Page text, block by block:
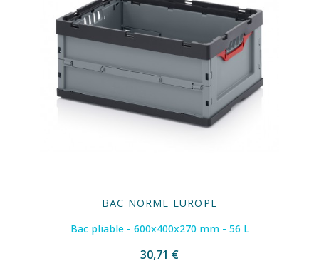
BAC NORME EUROPE
Bac pliable - 600x400x270 mm - 56 L
30,71 €